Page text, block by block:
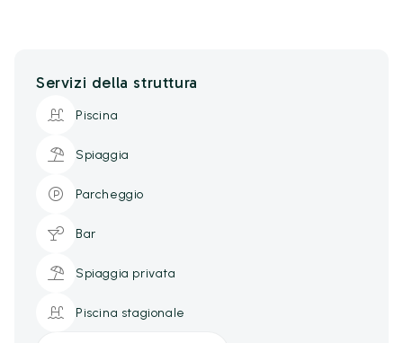
Servizi della struttura
Piscina
Spiaggia
Parcheggio
Bar
Spiaggia privata
Piscina stagionale